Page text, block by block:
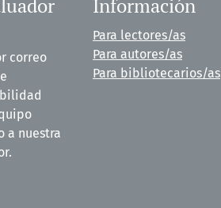
correo
a nuestra
Información
Para lectores/as
Para autores/as
Para bibliotecarios/as